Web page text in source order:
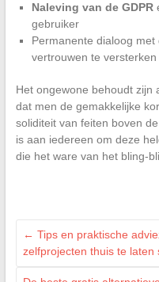
Naleving van de GDPR
gebruiker
Permanente dialoog
vertrouwen te versterken
Het ongewone behoudt zijn
dat men de gemakkelijke
soliditeit van feiten boven
is aan iedereen om deze
die het ware van het bling-
← Tips en praktische
zelfprojecten thuis te laten